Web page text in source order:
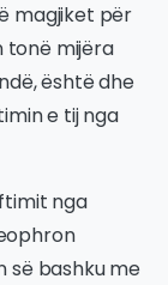
magjiket për
tonë mijëra
është dhe
e tij nga
nga
së bashku me